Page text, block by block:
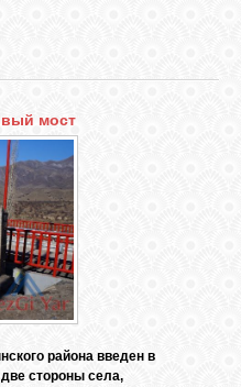
мост
района введен в
стороны села,